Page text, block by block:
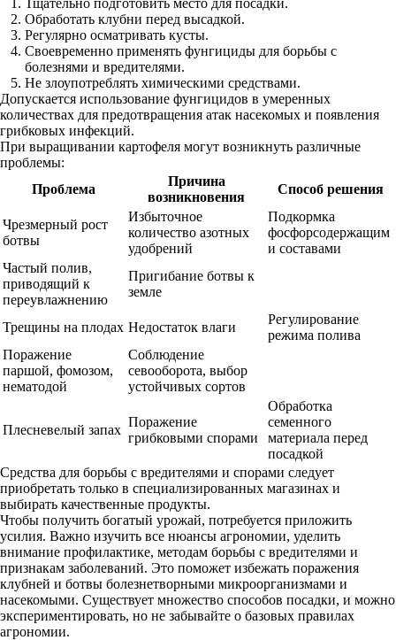
Тщательно подготовить место для посадки.
Обработать клубни перед высадкой.
Регулярно осматривать кусты.
Своевременно применять фунгициды для борьбы с
болезнями и вредителями.
Не злоупотреблять химическими средствами.
Допускается использование фунгицидов в умеренных
количествах для предотвращения атак насекомых и появления
грибковых инфекций.
При выращивании картофеля могут возникнуть различные
проблемы:
Проблема
Причина
возникновения
Способ решения
Чрезмерный рост
ботвы
Избыточное
количество азотных
удобрений
Подкормка
фосфорсодержащим
и составами
Частый полив,
приводящий к
переувлажнению
Пригибание ботвы к
земле
Трещины на плодах Недостаток влаги
Регулирование
режима полива
Поражение
паршой, фомозом,
нематодой
Соблюдение
севооборота, выбор
устойчивых сортов
Плесневелый запах
Поражение
грибковыми спорами
Обработка
семенного
материала перед
посадкой
Средства для борьбы с вредителями и спорами следует
приобретать только в специализированных магазинах и
выбирать качественные продукты.
Чтобы получить богатый урожай, потребуется приложить
усилия. Важно изучить все нюансы агрономии, уделить
внимание профилактике, методам борьбы с вредителями и
признакам заболеваний. Это поможет избежать поражения
клубней и ботвы болезнетворными микроорганизмами и
насекомыми. Существует множество способов посадки, и можно
экспериментировать, но не забывайте о базовых правилах
агрономии.